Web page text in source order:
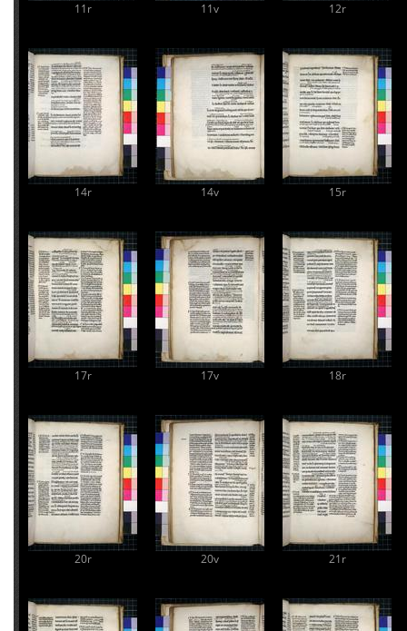
11r 11v 12r
14r 14v 15r
17r 17v 18r
20r 20v 21r